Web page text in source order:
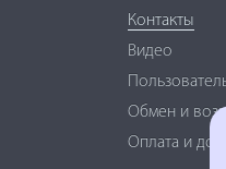
Контакты
Видео
Обмен и
Оплата и